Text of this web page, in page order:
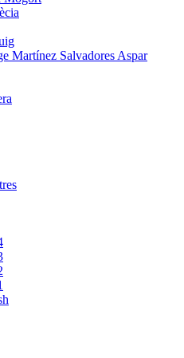
Martínez Salvadores Aspar